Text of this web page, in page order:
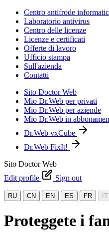
Centro antifrode
Laboratorio antivirus
Centro delle licenze
Licenze e certificati
Offerte di lavoro
Ufficio stampa
Sull'azienda
Contatti
Sito Doctor Web
Mio Dr.Web per privati
Mio Dr.Web per aziende
Mio Dr.Web in
Dr.Web vxCube
Dr.Web FixIt!
Sito Doctor Web
Edit profile
Sign out
RU CN EN ES FR IT
Proteggete i